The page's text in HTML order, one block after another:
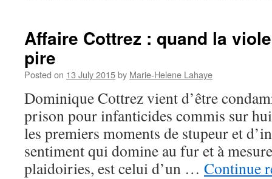
Affaire Cottrez : quand la
pire
Posted on 13 July 2015by Marie-Helene Lahaye
Dominique Cottrez vient d’être
prison pour infanticides commis sur
les premiers moments de stupeur et
sentiment qui domine au fur et à
plaidoiries, est celui d’un … Continue